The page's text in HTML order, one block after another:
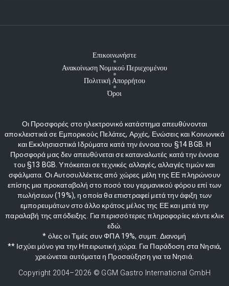
Επικοινωνήστε
Ανακοίνωση Νομικού Περιεχομένου
Πολιτική Απορρήτου
Όροι
Οι Προσφορές στο ηλεκτρονικό κατάστημα απευθύνονται
αποκλειστικά σε Εμπορικούς Πελάτες, Αρχές, Ενώσεις και Κοινωνικά
και Εκκλησιαστικά Ιδρύματα κατά την έννοια του §14 BGB. Η
Προσφορά μας δεν απευθύνεται σε καταναλωτές κατά την έννοια
του §13 BGB. Υπόκειται σε τεχνικές αλλαγές, αλλαγές τιμών και
σφάλματα. Οι Αυτοσυλλέκτες από χώρες μέλη της ΕΕ πληρώνουν
επίσης μια προκαταβολή στο ποσό του γερμανικού φόρου επί των
πωλήσεων (19%), η οποία θα επιστραφεί μετά την άφιξη των
εμπορευμάτων στο άλλο κράτος μέλος της ΕΕ και μετά την
παραλαβή της απόδειξης. Για περισσότερες πληροφορίες κάντε κλικ
εδώ.
* όλες οι Τιμές συν ΦΠΑ 19%, συμπ. Διανομή
** Ισχύει μόνο για την Ηπειρωτική χώρα. Για Παράδοση στα Νησιά,
χρεώνεται αυτόματα η Προσαύξηση για τα Νησιά.
Copyright 2004–2026 © GGM Gastro International GmbH